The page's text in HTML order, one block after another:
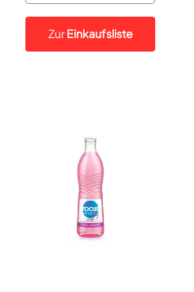
ZurEinkaufsliste